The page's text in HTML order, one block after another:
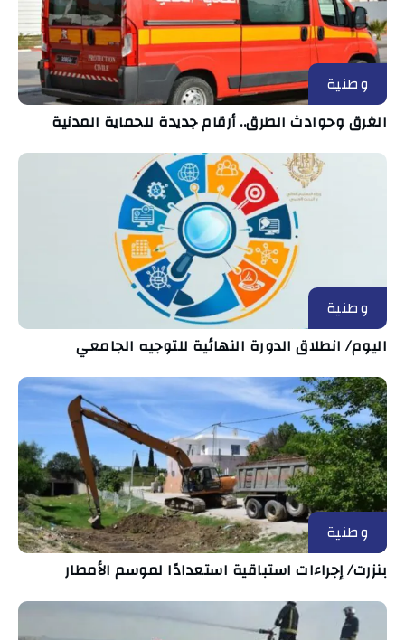
وطنية
الغرق وحوادث الطرق.. أرقام جديدة للحماية المدنية
وطنية
اليوم/ انطلاق الدورة النهائية للتوجيه الجامعي
وطنية
بنزرت/ إجراءات استباقية استعدادًا لموسم الأمطار